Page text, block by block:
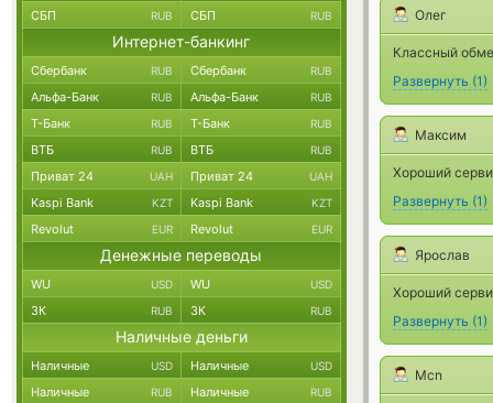
Олег
Классный
Развернуть (1)
Максим
Хороший
Развернуть (1)
Ярослав
Хороший
Развернуть (1)
Mcn
СБП RUB СБП RUB
Интернет-банкинг
Сбербанк RUB Сбербанк RUB
Альфа-Банк RUB Альфа-Банк RUB
Т-Банк RUB Т-Банк RUB
ВТБ RUB ВТБ RUB
Приват 24 UAH Приват 24 UAH
Kaspi Bank KZT Kaspi Bank KZT
Revolut EUR Revolut EUR
Денежные переводы
WU USD WU USD
ЗК RUB ЗК RUB
Наличные деньги
Наличные USD Наличные USD
Наличные RUB Наличные RUB